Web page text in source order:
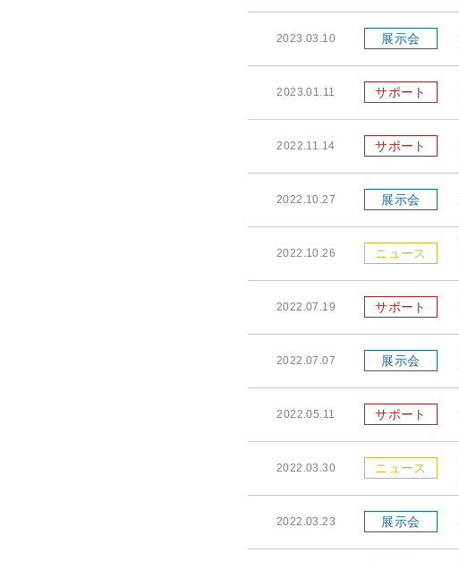
2023.03.10 展示会
2023.01.11 サポート
2022.11.14 サポート
2022.10.27 展示会
2022.10.26 ニュース
2022.07.19 サポート
2022.07.07 展示会
2022.05.11 サポート
2022.03.30 ニュース
2022.03.23 展示会